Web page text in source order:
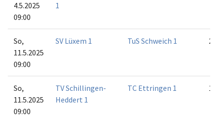
4.5.2025
09:00
1
So,
11.5.2025
09:00
SV Lüxem 1 TuS Schweich 1 2:4
So,
11.5.2025
09:00
TV Schillingen-
Heddert 1
TC Ettringen 1 1:5